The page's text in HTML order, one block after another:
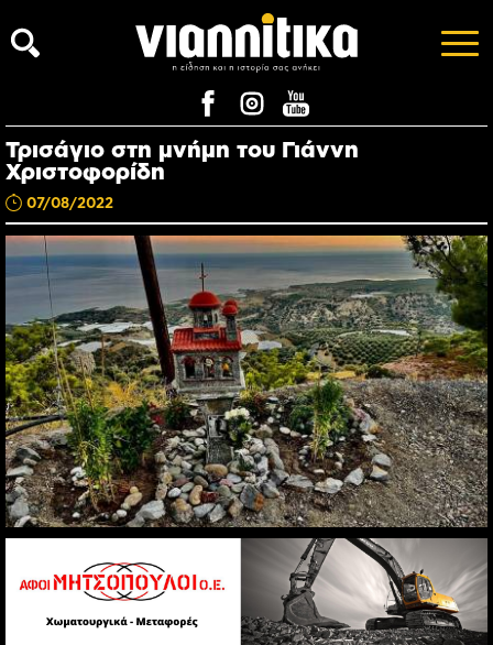
Τρισάγιο στη μνήμη του Γιάννη
Χριστοφορίδη
07/08/2022